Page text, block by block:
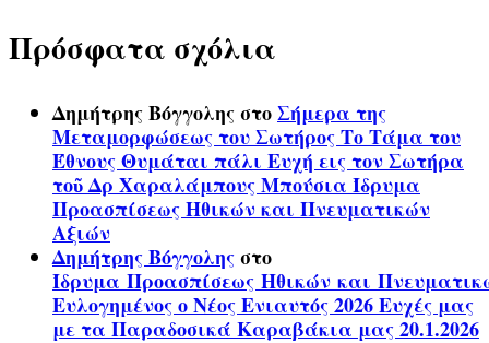
Πρόσφατα σχόλια
Δημήτρης ΒόγγοληςστοΣήμερα της
Μεταμορφώσεως του Σωτήρος Το Τάμα του
Έθνους Θυμάται πάλι Ευχή εις τον Σωτήρα
τοῦ Δρ Χαραλάμπους Μπούσια Ίδρυμα
Προασπίσεως Ηθικών και Πνευματικών
Αξιών
Δημήτρης Βόγγοληςστο
Ίδρυμα Προασπίσεως Ηθικών και
Ευλογημένος ο Νέος Ενιαυτός 2026 Ευχές μας
με τα Παραδοσικά Καραβάκια μας 20.1.2026